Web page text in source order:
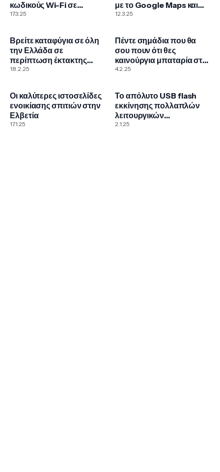
κωδικούς Wi-Fi σε
Windows και Mac
17.3.25
με το Google Maps και
βρες το αυτοκίνητο σου
12.3.25
Βρείτε καταφύγια σε όλη
την Ελλάδα σε
περίπτωση έκτακτης
ανάγκης
18.2.25
Πέντε σημάδια που θα
σου πουν ότι θες
καινούργια μπαταρία στο
κινητό
4.2.25
Οι καλύτερες ιστοσελίδες
ενοικίασης σπιτιών στην
Ελβετία
17.1.25
Το απόλυτο USB flash
εκκίνησης πολλαπλών
λειτουργικών
συστημάτων μέσω του
2.1.25